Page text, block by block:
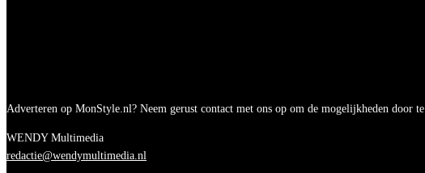
Adverteren op MonStyle.nl? Neem gerust contact met ons op om de mogelijkheden door te
WENDY Multimedia
redactie@wendymultimedia.nl